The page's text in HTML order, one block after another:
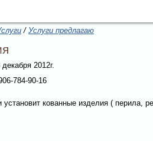
/Услуги предлагаю
декабря 2012г.
784-90-16
установит кованные изделия ( перила,